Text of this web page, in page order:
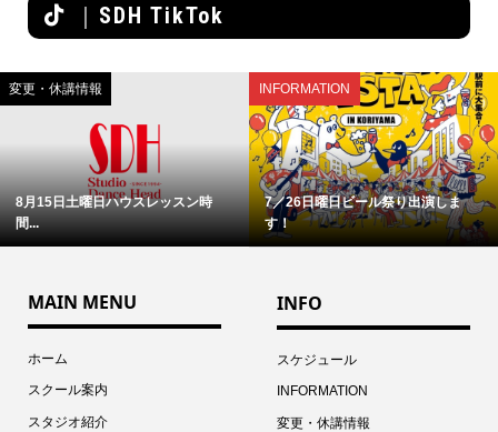
｜SDH TikTok
変更・休講情報
8月15日土曜日ハウスレッスン時
間...
INFORMATION
7／26日曜日ビール祭り出演しま
す！
MAIN MENU
ホーム
スクール案内
スタジオ紹介
INFO
スケジュール
INFORMATION
変更・休講情報